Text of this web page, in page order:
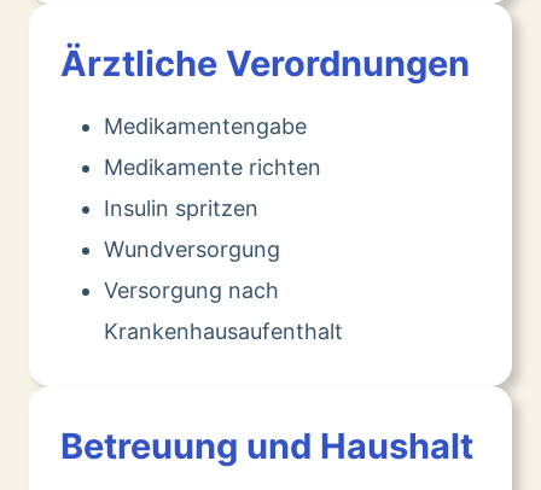
Ärztliche Verordnungen
Medikamentengabe
Medikamente richten
Insulin spritzen
Wundversorgung
Versorgung nach
Krankenhausaufenthalt
Betreuung und Haushalt